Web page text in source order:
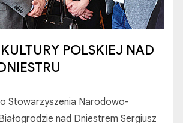
POLSKIEJ NAD
Stowarzyszenia Narodowo-
nad Dniestrem Sergiusz